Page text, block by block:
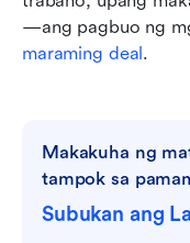
—ang pagbuo ng
maraming deal.
Makakuha ng
tampok sa
Subukan ang